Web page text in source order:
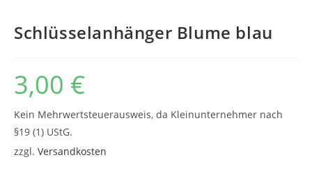
Schlüsselanhänger Blume blau
3,00 €
Kein Mehrwertsteuerausweis, da Kleinunternehmer nach
§19 (1) UStG.
zzgl. Versandkosten